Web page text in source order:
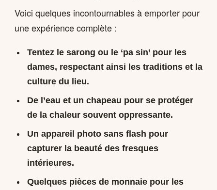
Voici quelques incontournables à emporter pour
une expérience complète :
Tentez le sarong ou le ‘pa sin’ pour les
dames, respectant ainsi les traditions et la
culture du lieu.
De l’eau et un chapeau pour se protéger
de la chaleur souvent oppressante.
Un appareil photo sans flash pour
capturer la beauté des fresques
intérieures.
Quelques pièces de monnaie pour les